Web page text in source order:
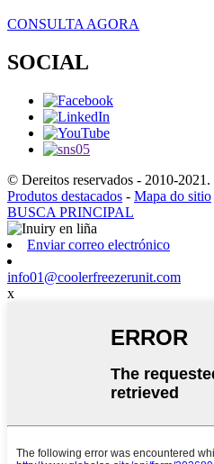
CONSULTA AGORA
SOCIAL
© Dereitos reservados - 2010-2021.
Produtos destacados - Mapa do sitio
BUSCA PRINCIPAL
Enviar correo electrónico
info01@coolerfreezerunit.com
x